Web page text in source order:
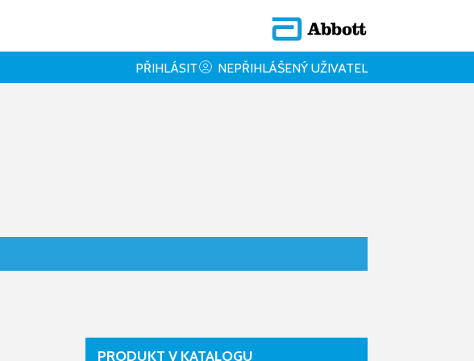
PŘIHLÁSIT NEPŘIHLÁŠENÝ UŽIVATEL
PRODUKT V KATALOGU